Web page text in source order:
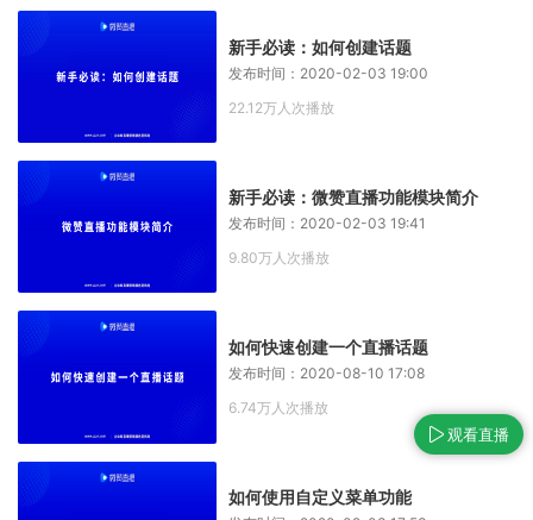
新手必读：如何创建话题
发布时间：2020-02-03 19:00
22.12万人次播放
新手必读：微赞直播功能模块简介
发布时间：2020-02-03 19:41
9.80万人次播放
如何快速创建一个直播话题
发布时间：2020-08-10 17:08
6.74万人次播放
如何使用自定义菜单功能
观看直播